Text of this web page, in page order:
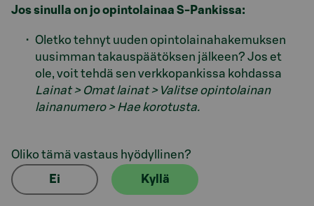
Jos sinulla on jo opintolainaa S-Pankissa:
Oletko tehnyt uuden opintolainahakemuksen
uusimman takauspäätöksen jälkeen? Jos et
ole, voit tehdä sen verkkopankissa kohdassa
Lainat > Omat lainat > Valitse opintolainan
lainanumero > Hae korotusta.
Oliko tämä vastaus hyödyllinen?
Ei Kyllä